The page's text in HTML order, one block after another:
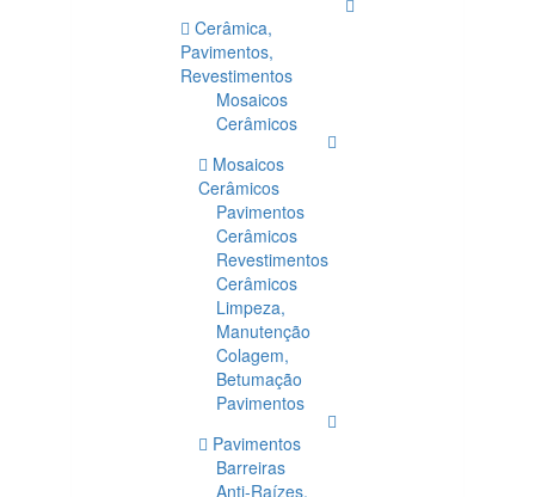
Cerâmica,
Pavimentos,
Revestimentos
Mosaicos
Cerâmicos
Mosaicos
Cerâmicos
Pavimentos
Cerâmicos
Revestimentos
Cerâmicos
Limpeza,
Manutenção
Colagem,
Betumação
Pavimentos
Pavimentos
Barreiras
Anti-Raízes,